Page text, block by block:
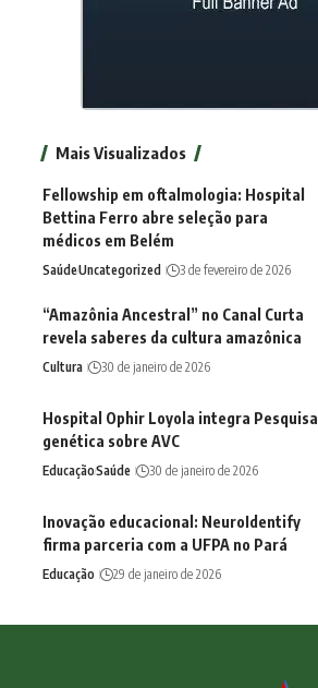
Mais Visualizados
Fellowship em oftalmologia: Hospital
Bettina Ferro abre seleção para
médicos em Belém
SaúdeUncategorized 3 de fevereiro de 2026
“Amazônia Ancestral” no Canal Curta
revela saberes da cultura amazônica
Cultura 30 de janeiro de 2026
Hospital Ophir Loyola integra Pesquisa
genética sobre AVC
EducaçãoSaúde 30 de janeiro de 2026
Inovação educacional: NeuroIdentify
firma parceria com a UFPA no Pará
Educação 29 de janeiro de 2026